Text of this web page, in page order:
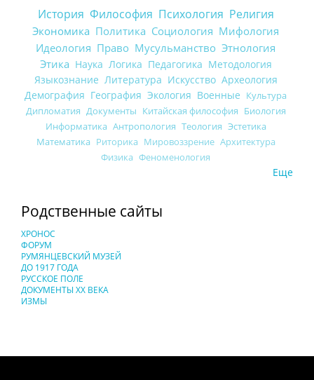
История Философия Психология Религия
Экономика Политика Социология Мифология
Идеология Право Мусульманство Этнология
Этика Наука Логика Педагогика Методология
Языкознание Литература Искусство Археология
Демография География Экология Военные Культура
Дипломатия Документы Китайская философия Биология
Информатика Антропология Теология Эстетика
Математика Риторика Мировоззрение Архитектура
Физика Феноменология
Еще
Родственные сайты
ХРОНОС
ФОРУМ
РУМЯНЦЕВСКИЙ МУЗЕЙ
ДО 1917 ГОДА
РУССКОЕ ПОЛЕ
ДОКУМЕНТЫ XX ВЕКА
ИЗМЫ